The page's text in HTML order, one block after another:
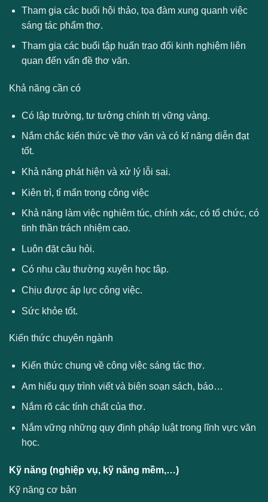
Tham gia cảc buổi hội thảo, tọa đàm xung quanh việc
sáng tác phẩm thơ.
Tham gia các buổi tập huấn trao đổi kinh nghiệm liên
quan đến vấn đề thơ văn.
Khả năng cần có
Có lập trường, tư tưởng chính trị vững vàng.
Nắm chắc kiến thức về thơ văn và có kĩ năng diễn đạt
tốt.
Khả năng phát hiện và xử lý lỗi sai.
Kiên trì, tỉ mẩn trong công việc
Khả năng làm việc nghiêm túc, chính xác, có tổ chức, có
tinh thần trách nhiệm cao.
Luôn đặt câu hỏi.
Có nhu cầu thường xuyên học tâp.
Chịu được áp lực công việc.
Sức khỏe tốt.
Kiến thức chuyên ngành
Kiến thức chung về công việc sáng tác thơ.
Am hiểu quy trình viết và biên soạn sách, báo…
Nắm rõ các tính chất của thơ.
Nắm vững những quy định pháp luật trong lĩnh vực văn
học.
Kỹ năng (nghiệp vụ, kỹ năng mềm,…)
Kỹ năng cơ bản